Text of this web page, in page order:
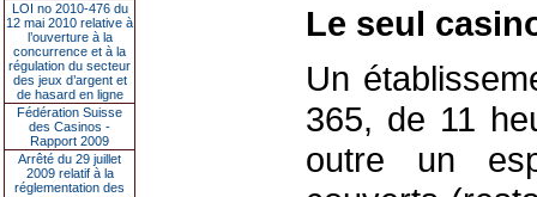
LOI no 2010-476 du
12 mai 2010 relative à
l’ouverture à la
concurrence et à la
régulation du secteur
des jeux d’argent et
de hasard en ligne
Fédération Suisse
des Casinos -
Rapport 2009
Arrêté du 29 juillet
2009 relatif à la
réglementation des
Le seul
Un
365, de 11
outre un